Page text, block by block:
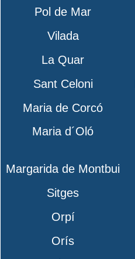
Pol de Mar
Vilada
La Quar
Sant Celoni
Maria de Corcó
Maria d´Oló
Margarida de Montbui
Sitges
Orpí
Orís